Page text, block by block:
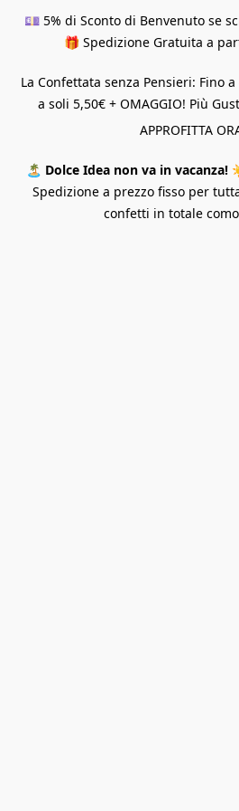
💷 5% di Sconto di Benvenuto se
🎁 Spedizione Gratuita a
La Confettata senza Pensieri: Fino
a soli 5,50€ + OMAGGIO! Più
APPROFITTA
🏝️ Dolce Idea non va in vacanza!
Spedizione a prezzo fisso per
confetti in totale